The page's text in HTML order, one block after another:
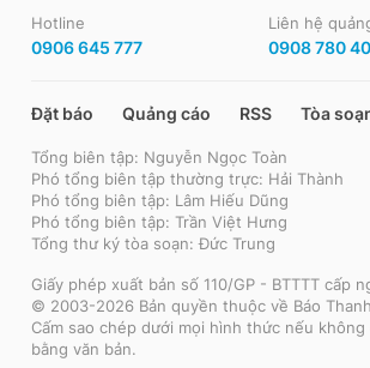
Hotline
0906 645 777
Liên hệ
0908 780
Đặt báo Quảng cáo RSS Tòa
Tổng biên tập: Nguyễn Ngọc Toàn
Phó tổng biên tập thường trực: Hải Thành
Phó tổng biên tập: Lâm Hiếu Dũng
Phó tổng biên tập: Trần Việt Hưng
Tổng thư ký tòa soạn: Đức Trung
Giấy phép xuất bản số 110/GP - BTTTT cấp
© 2003-2026 Bản quyền thuộc về Báo
Cấm sao chép dưới mọi hình thức nếu
bằng văn bản.